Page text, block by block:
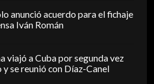
anunció acuerdo para el fichaje
Iván Román
viajó a Cuba por segunda vez
y se reunió con Díaz-Canel